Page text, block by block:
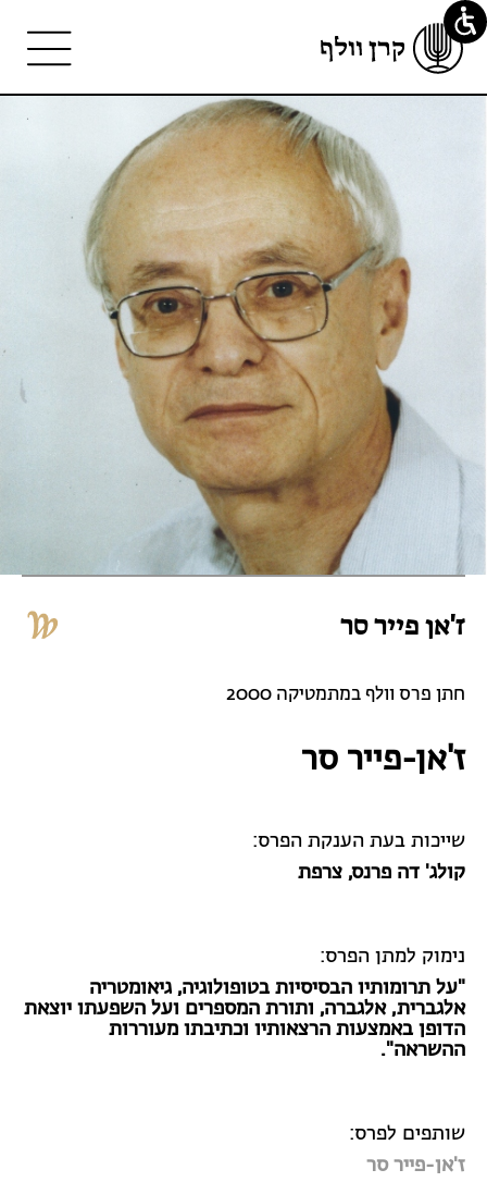
ז'אן פייר סר
חתן פרס וולף במתמטיקה 2000
ז'אן-פייר סר
שייכות בעת הענקת הפרס:
קולג' דה פרנס, צרפת
נימוק למתן הפרס:
"על תרומותיו הבסיסיות בטופולוגיה, גיאומטריה
אלגברית, אלגברה, ותורת המספרים ועל השפעתו יוצאת
הדופן באמצעות הרצאותיו וכתיבתו מעוררות
ההשראה".
שותפים לפרס:
ז'אן-פייר סר